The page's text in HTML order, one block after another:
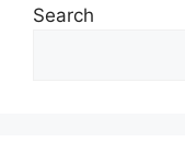
Search